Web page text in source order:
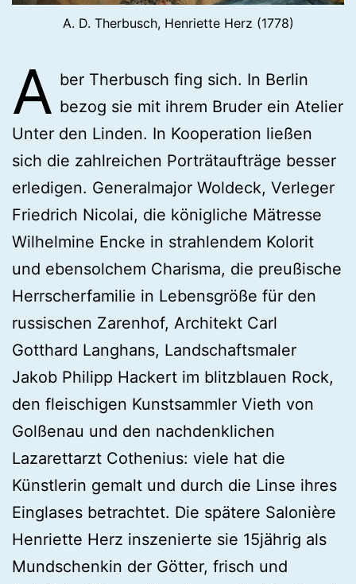
A. D. Therbusch, Henriette Herz (1778)
A ber Therbusch fing sich. In Berlin
bezog sie mit ihrem Bruder ein Atelier
Unter den Linden. In Kooperation ließen
sich die zahlreichen Porträtaufträge besser
erledigen. Generalmajor Woldeck, Verleger
Friedrich Nicolai, die königliche Mätresse
Wilhelmine Encke in strahlendem Kolorit
und ebensolchem Charisma, die preußische
Herrscherfamilie in Lebensgröße für den
russischen Zarenhof, Architekt Carl
Gotthard Langhans, Landschaftsmaler
Jakob Philipp Hackert im blitzblauen Rock,
den fleischigen Kunstsammler Vieth von
Golßenau und den nachdenklichen
Lazarettarzt Cothenius: viele hat die
Künstlerin gemalt und durch die Linse ihres
Einglases betrachtet. Die spätere Salonière
Henriette Herz inszenierte sie 15jährig als
Mundschenkin der Götter, frisch und